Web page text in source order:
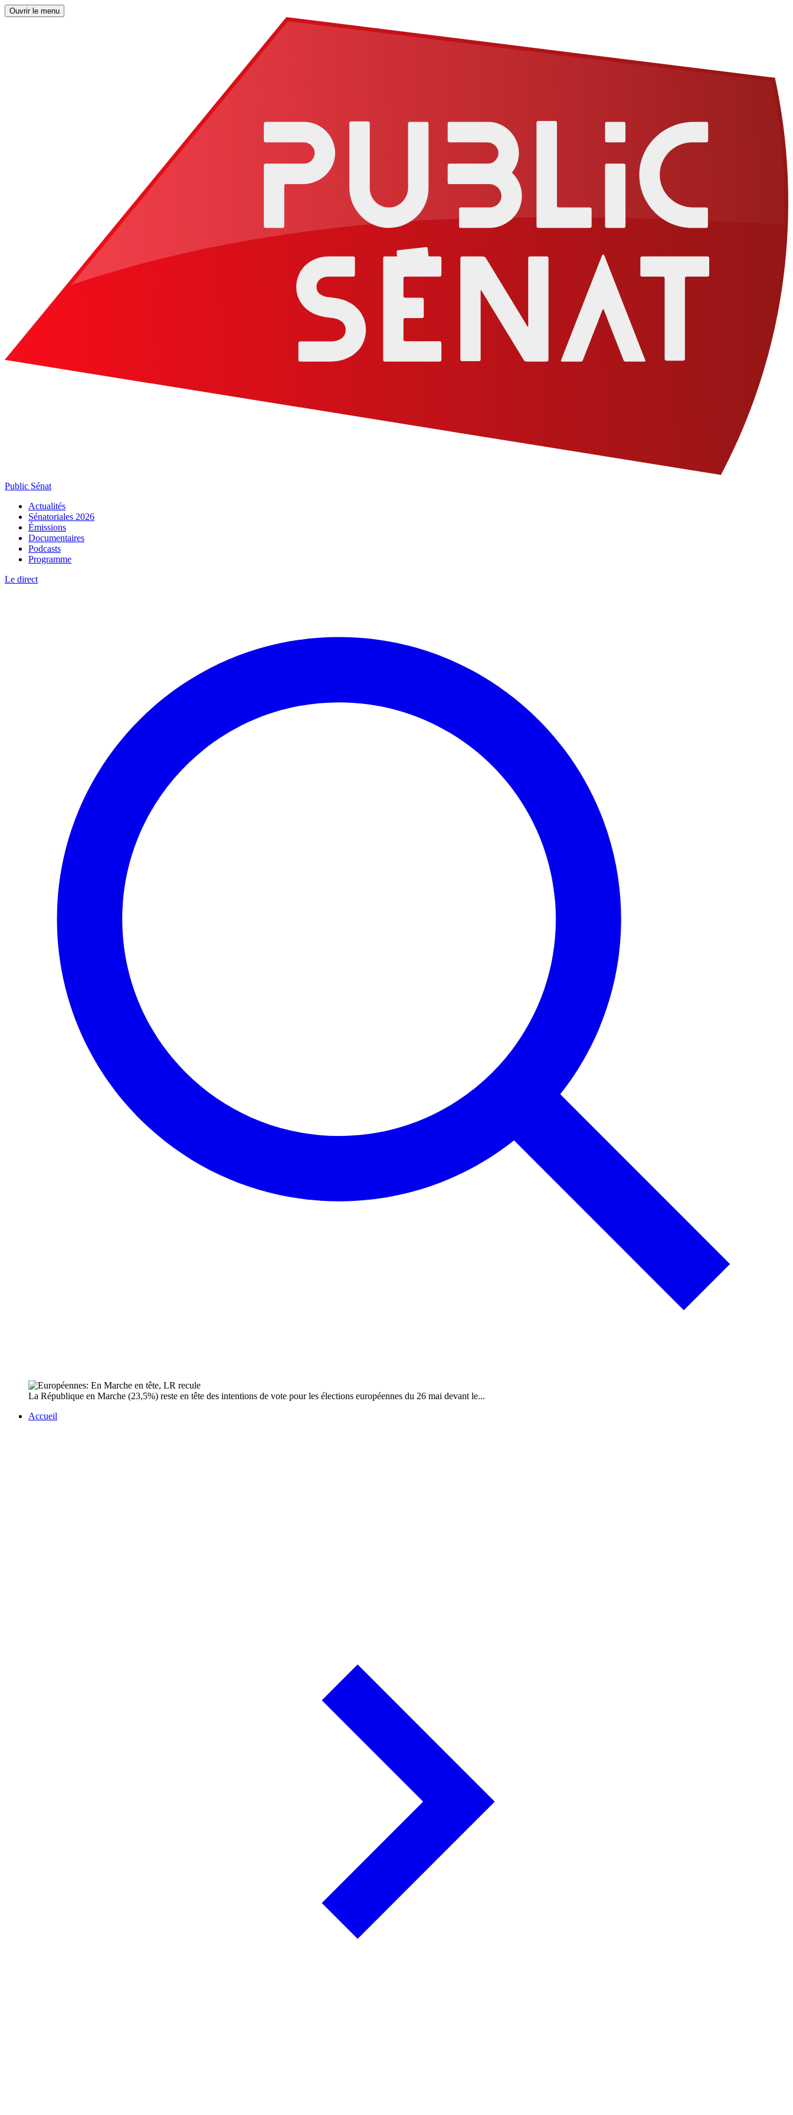
Ouvrir le menu
Public Sénat
Actualités
Sénatoriales 2026
Émissions
Documentaires
Podcasts
Programme
Le direct
La République en Marche (23,5%) reste en tête des intentions de vote pour les élections européennes du 26 mai devant le...
Accueil